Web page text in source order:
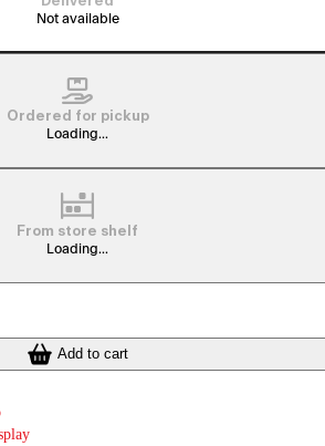
Not available
Ordered for pickup
Loading...
From store shelf
Loading...
Add to cart